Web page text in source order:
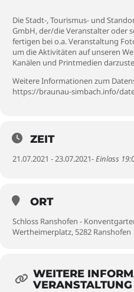
Die Stadt-, Tourismus- und
GmbH, der/die Veranstalter oder
fertigen bei o.a. Veranstaltung
um die Aktivitäten auf unseren
Kanälen und Printmedien
Weitere Informationen zum
https://braunau-simbach.info/
ZEIT
21.07.2021 - 23.07.2021- Einlass
ORT
Schloss Ranshofen -
Wertheimerplatz, 5282 Ranshofen
WEITERE
VERANSTALTUNG